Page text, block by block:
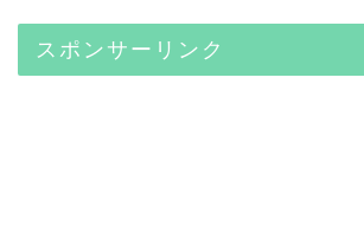
スポンサーリンク